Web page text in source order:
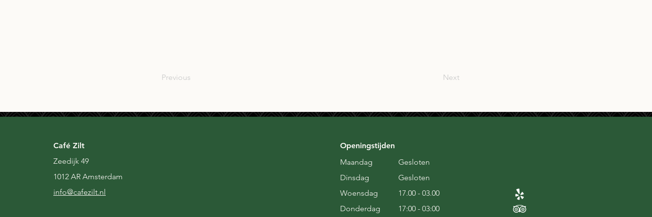
Previous Next
Café Zilt
Zeedijk 49
1012 AR Amsterdam
info@cafezilt.nl
Openingstijden
Maandag
Dinsdag
Woensdag
Donderdag
Gesloten
Gesloten
17.00 - 03.00
17:00 - 03:00